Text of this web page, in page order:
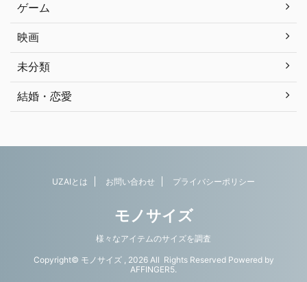
ゲーム
映画
未分類
結婚・恋愛
UZAIとは お問い合わせ プライバシーポリシー
モノサイズ
様々なアイテムのサイズを調査
Copyright© モノサイズ , 2026 All Rights Reserved Powered by
AFFINGER5.